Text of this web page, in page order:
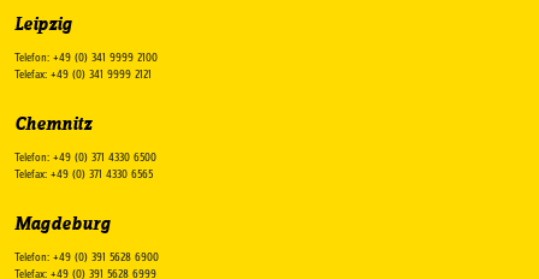
Leipzig
Telefon: +49 (0) 341 9999 2100
Telefax: +49 (0) 341 9999 2121
Chemnitz
Telefon: +49 (0) 371 4330 6500
Telefax: +49 (0) 371 4330 6565
Magdeburg
Telefon: +49 (0) 391 5628 6900
Telefax: +49 (0) 391 5628 6999